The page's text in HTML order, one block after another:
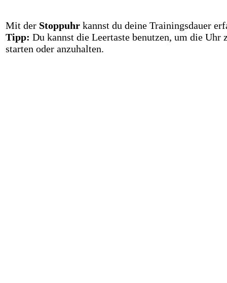
Mit der Stoppuhr kannst du deine Trainingsdauer
Tipp: Du kannst die Leertaste benutzen, um die Uhr
starten oder anzuhalten.